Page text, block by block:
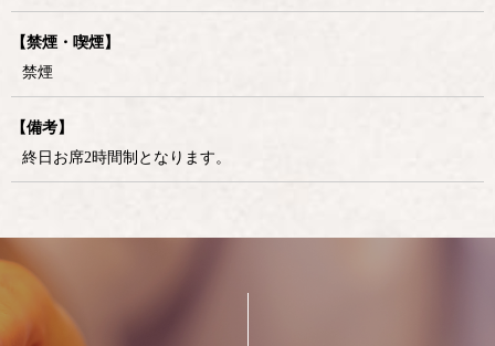
【禁煙・喫煙】
禁煙
【備考】
終日お席2時間制となります。